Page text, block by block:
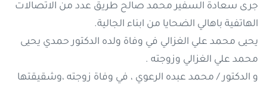
جرى سعادة السفير محمد صالح طريق عدد من الاتصالات
الهاتفية باهالي الضحايا من ابناء الجالية.
يحيى محمد علي الغزالي في وفاة ولده الدكتور حمدي يحيى
محمد علي الغزالي وزوجته .
و الدكتور / محمد عبده الرعوي ، في وفاة زوجته ،وشقيقتها